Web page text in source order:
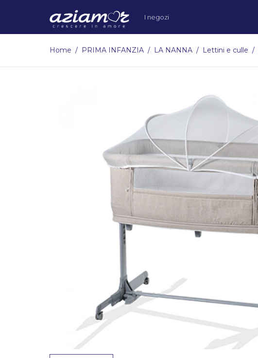
I negozi
Home PRIMA INFANZIA LA NANNA Lettini e culle